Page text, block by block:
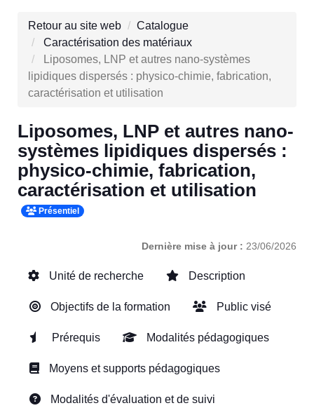
Retour au site web
Catalogue
Caractérisation des matériaux
Liposomes, LNP et autres nano-systèmes
lipidiques dispersés : physico-chimie, fabrication,
caractérisation et utilisation
Liposomes, LNP et autres nano-
systèmes lipidiques dispersés :
physico-chimie, fabrication,
caractérisation et utilisation
Présentiel
Dernière mise à jour : 23/06/2026
Unité de recherche Description
Objectifs de la formation Public visé
Prérequis Modalités pédagogiques
Moyens et supports pédagogiques
Modalités d'évaluation et de suivi